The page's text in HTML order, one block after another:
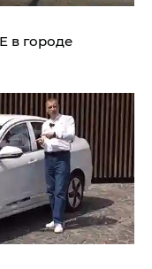
в городе